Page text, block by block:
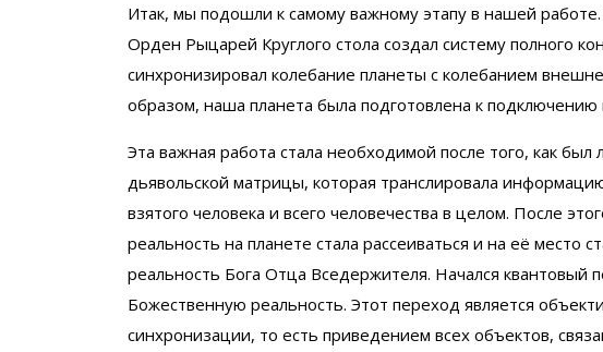
Итак, мы подошли к самому важному этапу в нашей
Орден Рыцарей Круглого стола создал систему полного
синхронизировал колебание планеты с колебанием
образом, наша планета была подготовлена к подключению
Эта важная работа стала необходимой после того, как
дьявольской матрицы, которая транслировала
взятого человека и всего человечества в целом. После
реальность на планете стала рассеиваться и на её место
реальность Бога Отца Вседержителя. Начался квантовый
Божественную реальность. Этот переход является
синхронизации, то есть приведением всех объектов,